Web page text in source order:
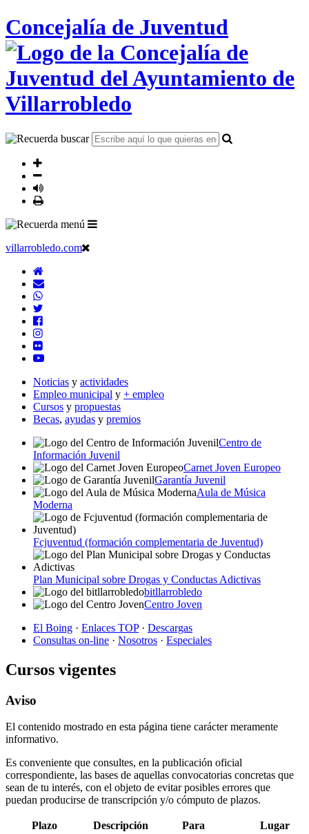
Concejalía de Juventud
villarrobledo.com
Noticias y actividades
Empleo municipal y + empleo
Cursos y propuestas
Becas, ayudas y premios
Centro de
Información Juvenil
Carnet Joven Europeo
Garantía Juvenil
Aula de Música
Moderna
Fcjuventud (formación complementaria de Juventud)
Plan Municipal sobre Drogas y Conductas Adictivas
bitllarrobledo
Centro Joven
El Boing · Enlaces TOP· Descargas
Consultas on-line · Nosotros · Especiales
Cursos vigentes
Aviso
El contenido mostrado en esta página tiene carácter meramente
informativo.
Es conveniente que consultes, en la publicación oficial
correspondiente, las bases de aquellas convocatorias concretas que
sean de tu interés, con el objeto de evitar posibles errores que
puedan producirse de transcripción y/o cómputo de plazos.
Plazo Descripción Para Lugar